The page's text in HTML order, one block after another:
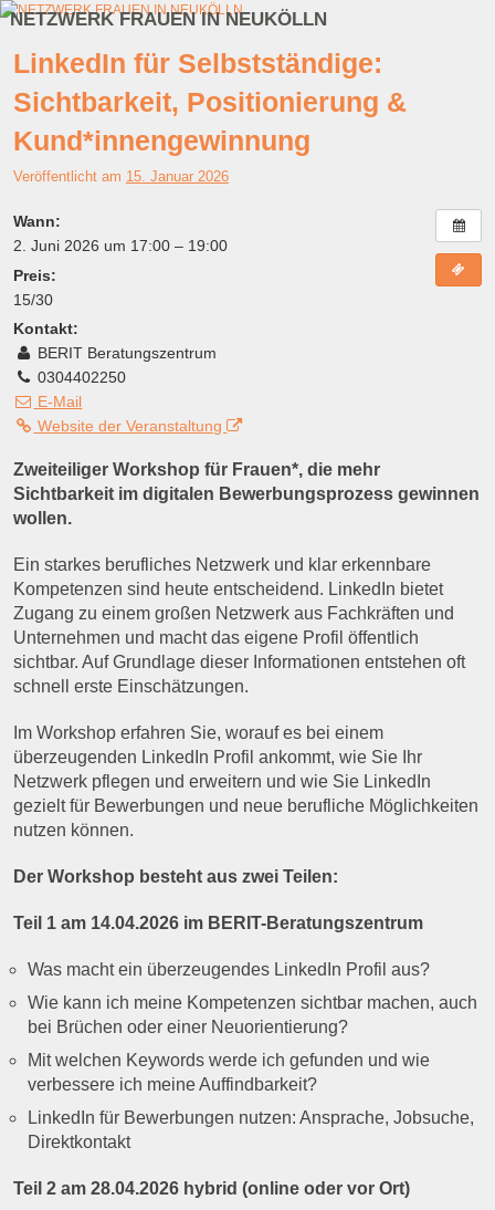
NETZWERK FRAUEN IN NEUKÖLLN
Zum Inhalt wechseln
Zum sekundären Inhalt wechseln
LinkedIn für Selbstständige:
Sichtbarkeit, Positionierung &
Kund*innengewinnung
Veröffentlicht am 15. Januar 2026
Wann:
2. Juni 2026 um 17:00 – 19:00
Preis:
15/30
Kontakt:
BERIT Beratungszentrum
0304402250
E-Mail
Website der Veranstaltung
Zweiteiliger Workshop für Frauen*, die mehr
Sichtbarkeit im digitalen Bewerbungsprozess gewinnen
wollen.
Ein starkes berufliches Netzwerk und klar erkennbare
Kompetenzen sind heute entscheidend. LinkedIn bietet
Zugang zu einem großen Netzwerk aus Fachkräften und
Unternehmen und macht das eigene Profil öffentlich
sichtbar. Auf Grundlage dieser Informationen entstehen oft
schnell erste Einschätzungen.
Im Workshop erfahren Sie, worauf es bei einem
überzeugenden LinkedIn Profil ankommt, wie Sie Ihr
Netzwerk pflegen und erweitern und wie Sie LinkedIn
gezielt für Bewerbungen und neue berufliche Möglichkeiten
nutzen können.
Der Workshop besteht aus zwei Teilen:
Teil 1 am 14.04.2026 im BERIT-Beratungszentrum
Was macht ein überzeugendes LinkedIn Profil aus?
Wie kann ich meine Kompetenzen sichtbar machen, auch
bei Brüchen oder einer Neuorientierung?
Mit welchen Keywords werde ich gefunden und wie
verbessere ich meine Auffindbarkeit?
LinkedIn für Bewerbungen nutzen: Ansprache, Jobsuche,
Direktkontakt
Teil 2 am 28.04.2026 hybrid (online oder vor Ort)